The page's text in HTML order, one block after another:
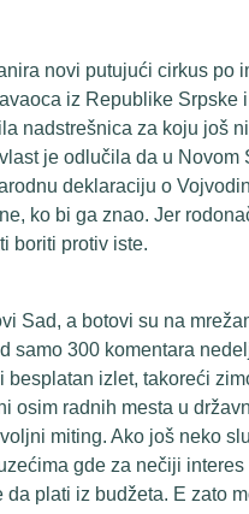
novi putujući cirkus po
iz Republike Srpske
nadstrešnica za koju još
je odlučila da u Novom
deklaraciju o
ko bi ga znao. Jer
boriti protiv iste.
Sad, a botovi su na
samo 300 komentara
izlet, takoreći
osim radnih mesta u
miting. Ako još neko
gde za nečiji
plati iz budžeta. E zato